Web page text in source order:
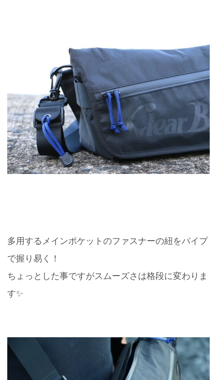
多用するメインポケットのファスナーの紐をパイプ
で握り易く！
ちょっとした事ですがスムーズさは格段に変わりま
す✨